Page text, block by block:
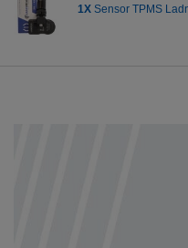
1X Sensor TPMS